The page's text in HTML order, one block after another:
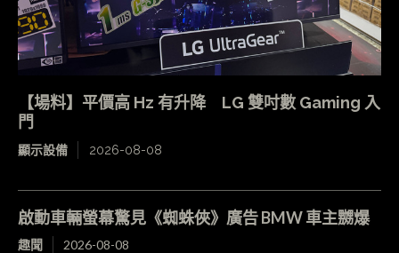
【場料】平價高 Hz 有升降 LG 雙吋數 Gaming 入
門
顯示設備 2026-08-08
啟動車輛螢幕驚見《蜘蛛俠》廣告 BMW 車主嬲爆
趣聞 2026-08-08